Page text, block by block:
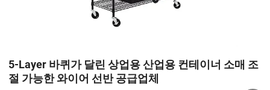
5-Layer 바퀴가 달린 상업용 산업용 컨테이너 소매 조
절 가능한 와이어 선반 공급업체